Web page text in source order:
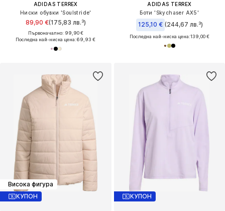
ADIDAS TERREX
Ниски обувки 'Soulstride'
89,90 €(175,83 лв.³)
Първоначално: 99,90 €
Последна най-ниска цена:69,93 €
ADIDAS TERREX
Боти 'Skychaser AX5'
125,10 € (244,67 лв.³)
Последна най-ниска цена:139,00 €
Висока фигура
КУПОН
КУПОН